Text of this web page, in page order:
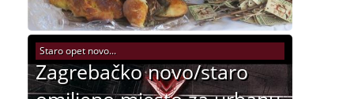
Zagrebačko novo/staro
Staro opet novo...